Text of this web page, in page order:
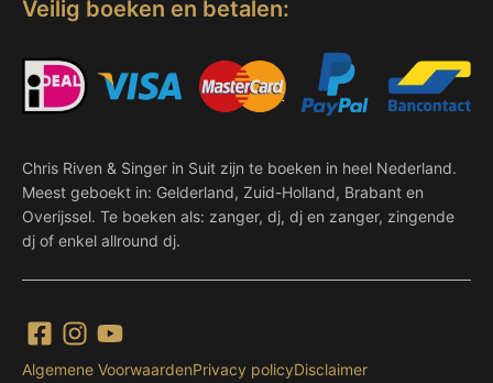
Veilig boeken en betalen:
Chris Riven & Singer in Suit zijn te boeken in heel Nederland.
Meest geboekt in: Gelderland, Zuid-Holland, Brabant en
Overijssel. Te boeken als: zanger, dj, dj en zanger, zingende
dj of enkel allround dj.
Algemene VoorwaardenPrivacy policyDisclaimer